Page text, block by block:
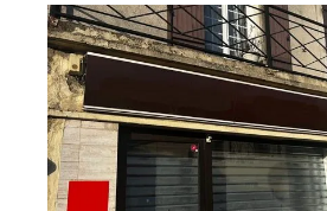
DAMMARTIN EN GOELE 77
69,55 m2
Ref : 7784
à vendre
190 000 €